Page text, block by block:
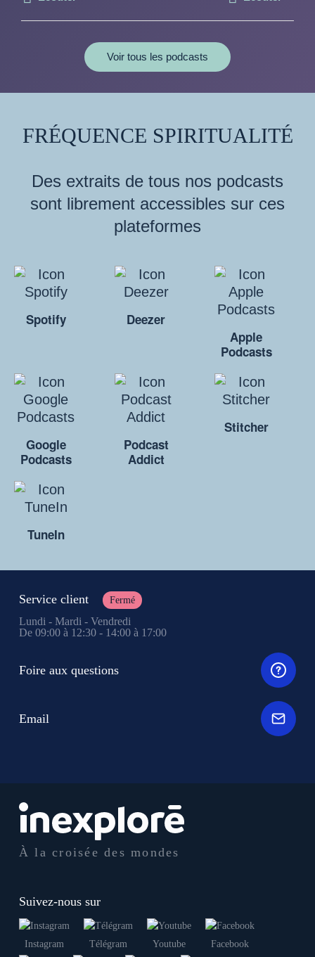
Voir tous les podcasts
FRÉQUENCE SPIRITUALITÉ
Des extraits de tous nos podcasts
sont librement accessibles sur ces
plateformes
Spotify
Deezer
Apple
Podcasts
Google
Podcasts
Podcast
Addict
Stitcher
TuneIn
À la croisée des mondes
Suivez-nous sur
Instagram Télégram Youtube Facebook
Service client Fermé
Lundi - Mardi - Vendredi
De 09:00 à 12:30 - 14:00 à 17:00
Foire aux questions
Email